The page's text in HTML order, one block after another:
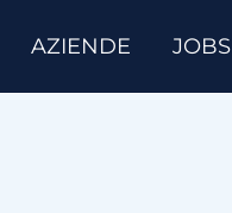
AZIENDE JOBS